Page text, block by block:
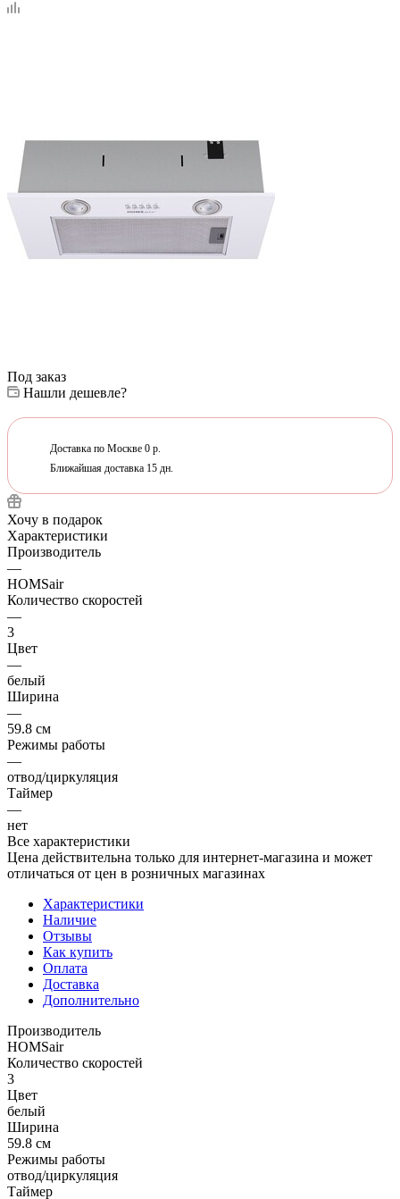
Под заказ
Нашли дешевле?
Доставка по Москве 0 р.
Ближайшая доставка 15 дн.
Хочу в подарок
Характеристики
Производитель
—
HOMSair
Количество скоростей
—
3
Цвет
—
белый
Ширина
—
59.8 см
Режимы работы
—
отвод/циркуляция
Таймер
—
нет
Все характеристики
Цена действительна только для интернет-магазина и может
отличаться от цен в розничных магазинах
Характеристики
Наличие
Отзывы
Как купить
Оплата
Доставка
Дополнительно
Производитель
HOMSair
Количество скоростей
3
Цвет
белый
Ширина
59.8 см
Режимы работы
отвод/циркуляция
Таймер